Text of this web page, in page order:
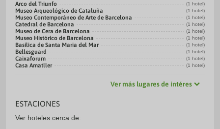
Arco del Triunfo (1 hotel)
Museo Arqueológico de Cataluña (1 hotel)
Museo Contemporáneo de Arte de Barcelona (1 hotel)
Catedral de Barcelona (1 hotel)
Museo de Cera de Barcelona (1 hotel)
Museo Histórico de Barcelona (1 hotel)
Basilica de Santa Maria del Mar (1 hotel)
Bellesguard (1 hotel)
Caixaforum (1 hotel)
Casa Amatller (1 hotel)
Ver más lugares de intéres
ESTACIONES
Ver hoteles cerca de: